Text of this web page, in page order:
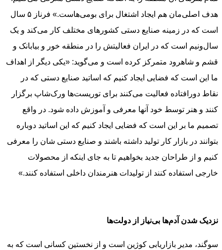
هدف اصلی‌مان هم ایجاد اشتغال برای بومی‌هاست.» فرناز ۵ سال
است که در زمینه صنایع دستی کشورهای مختلف کار می‌کند و یک
سال‌ونیم است که در ایران فعالیتش را در منطقه خور و بیابانک و
قشم و شاهرود متمرکز کرده است و می‌گوید: «یکی دیگر از اهداف
ما این است که فضایی ایجاد کنیم که اساتید صنایع دستی که در
نقاط دورافتاده فعالیت می‌کنند برای توریست‌ها ورک‌شاپ برگزار
کنند و هنر توسط خود آنها معرفی و آموزش داده شود. در واقع
تصمیم ما بر این است که فضایی ایجاد کنیم که این اساتید دوباره
بتوانند در بازار کار تولید داشته باشند و صنایع دستی شان را معرفی
کنیم و از طراحان جدید بخواهیم تا به جای اینکه از محصولات
خارجی استفاده کنند از تولیدات هنرمندان داخلی استفاده کنند.»
نزدیک شدن آدم‌ها بی‌نیاز از دولت‌ها
سوگند، مدیر بازاریابی کوژین است و از نخستین کسانی است که به